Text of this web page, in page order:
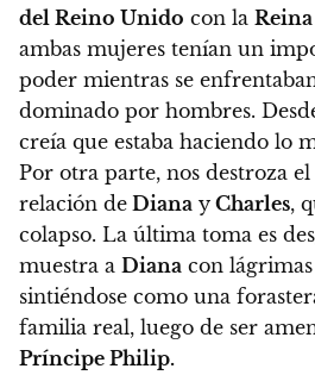
del Reino Unido con la
ambas mujeres tenían un
poder mientras se
dominado por hombres.
creía que estaba haciendo lo
Por otra parte, nos destroza
relación de Diana y Charles,
colapso. La última toma es
muestra a Diana con
sintiéndose como una
familia real, luego de ser
Príncipe Philip.